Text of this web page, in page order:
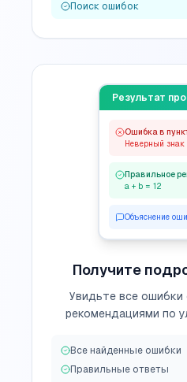
Поиск ошибок
Результат
Ошибка в
Неверный знак
Правильное
a + b = 12
Объяснение
Получите
Увидьте все ошибки
рекомендациями по
Все найденные ошибки
Правильные ответы